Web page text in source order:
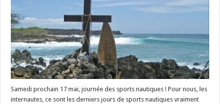
Samedi prochain 17 mai, journée des sports nautiques ! Pour nous, les
internautes, ce sont les derniers jours de sports nautiques vraiment